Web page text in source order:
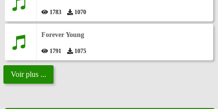
1783 1070
Forever Young
1791 1075
Voir plus ...